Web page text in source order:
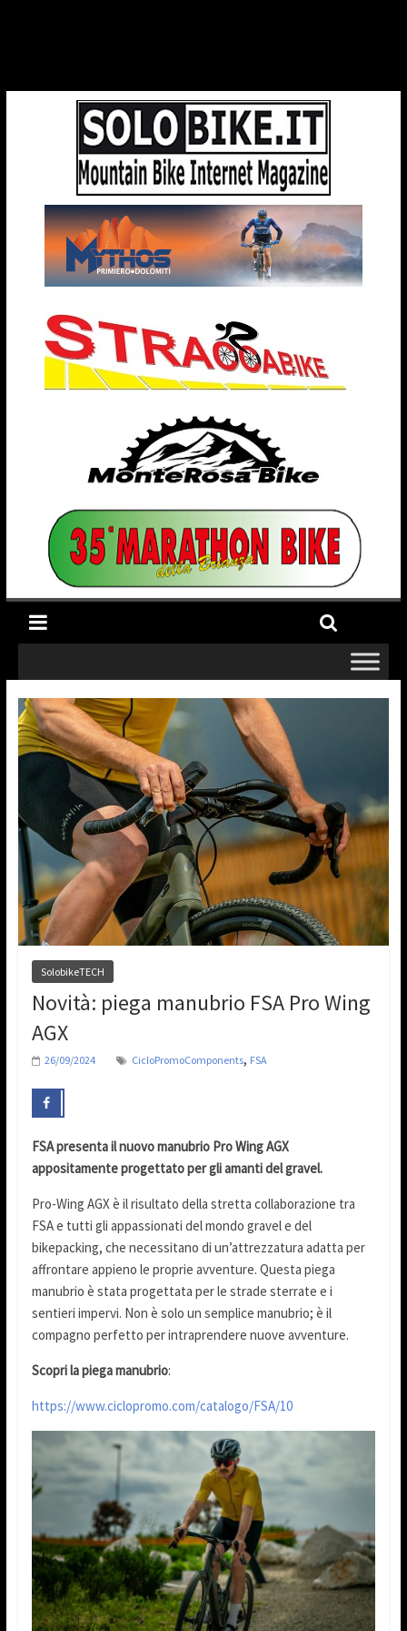
SolobikeTECH
Novità: piega manubrio FSA Pro Wing
AGX
26/09/2024 CicloPromoComponents, FSA
FSA presenta il nuovo manubrio Pro Wing AGX
appositamente progettato per gli amanti del gravel.
Pro-Wing AGX è il risultato della stretta collaborazione tra
FSA e tutti gli appassionati del mondo gravel e del
bikepacking, che necessitano di un’attrezzatura adatta per
affrontare appieno le proprie avventure. Questa piega
manubrio è stata progettata per le strade sterrate e i
sentieri impervi. Non è solo un semplice manubrio; è il
compagno perfetto per intraprendere nuove avventure.
Scopri la piega manubrio:
https://www.ciclopromo.com/catalogo/FSA/10